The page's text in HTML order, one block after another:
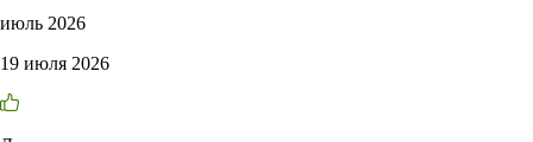
июль 2026
19 июля 2026